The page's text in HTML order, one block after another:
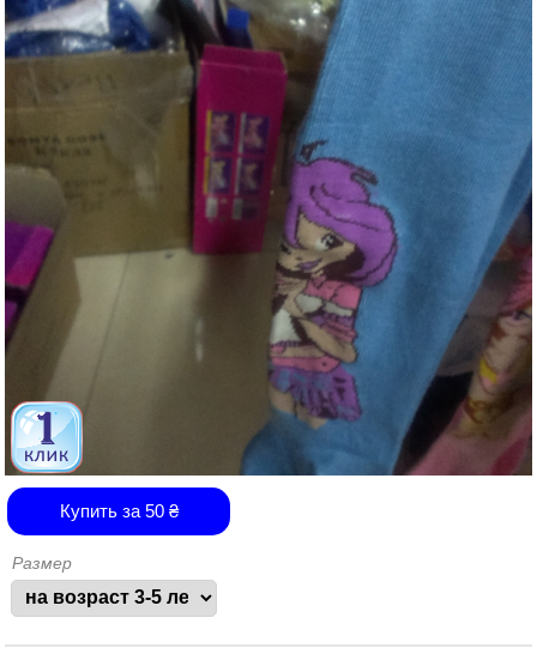
Купить за 50₴
Размер